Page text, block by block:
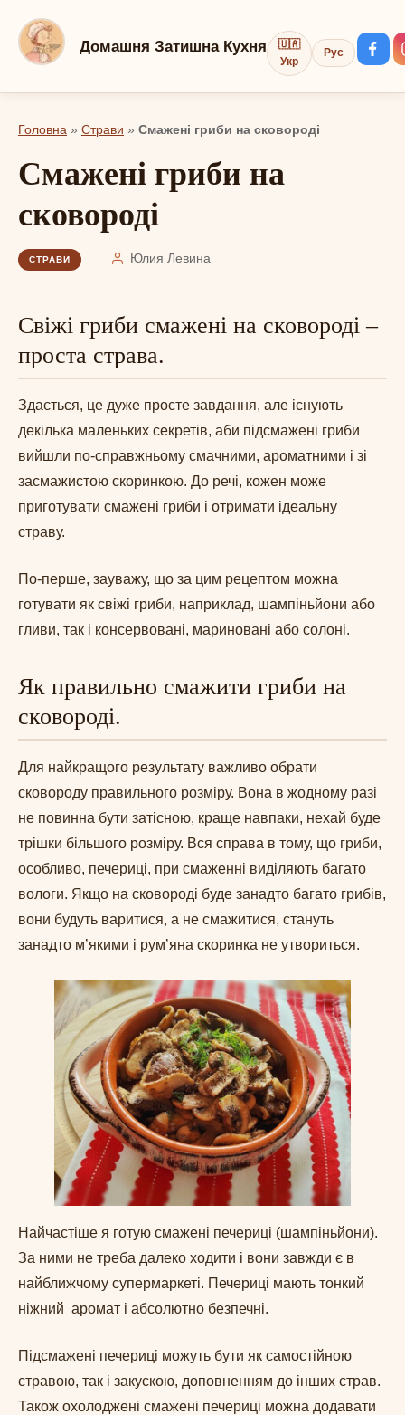
вмісту
Домашня Затишна Кухня
🇺🇦
Укр
Рус
Головна » Страви » Смажені гриби на сковороді
Смажені гриби на
сковороді
СТРАВИ Юлия Левина
Свіжі гриби смажені на сковороді –
проста страва.
Здається, це дуже просте завдання, але існують
декілька маленьких секретів, аби підсмажені гриби
вийшли по-справжньому смачними, ароматними і зі
засмажистою скоринкою. До речі, кожен може
приготувати смажені гриби і отримати ідеальну
страву.
По-перше, зауважу, що за цим рецептом можна
готувати як свіжі гриби, наприклад, шампіньйони або
гливи, так і консервовані, мариновані або солоні.
Як правильно смажити гриби на
сковороді.
Для найкращого результату важливо обрати
сковороду правильного розміру. Вона в жодному разі
не повинна бути затісною, краще навпаки, нехай буде
трішки більшого розміру. Вся справа в тому, що гриби,
особливо, печериці, при смаженні виділяють багато
вологи. Якщо на сковороді буде занадто багато грибів,
вони будуть варитися, а не смажитися, стануть
занадто мʼякими і румʼяна скоринка не утвориться.
Найчастіше я готую смажені печериці (шампіньйони).
За ними не треба далеко ходити і вони завжди є в
найближчому супермаркеті. Печериці мають тонкий
ніжний аромат і абсолютно безпечні.
Підсмажені печериці можуть бути як самостійною
стравою, так і закускою, доповненням до інших страв.
Також охолоджені смажені печериці можна додавати